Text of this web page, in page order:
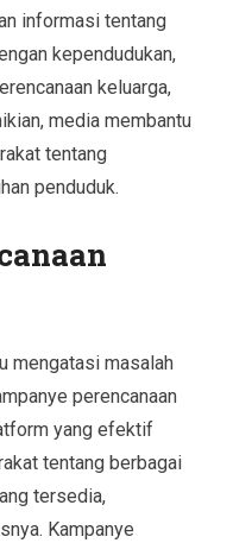
informasi tentang
kependudukan,
keluarga,
media membantu
tentang
penduduk.
mengatasi masalah
perencanaan
yang efektif
tentang berbagai
tersedia,
Kampanye